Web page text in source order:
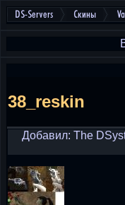
DS-Servers Скины
38_reskin
Добавил: The